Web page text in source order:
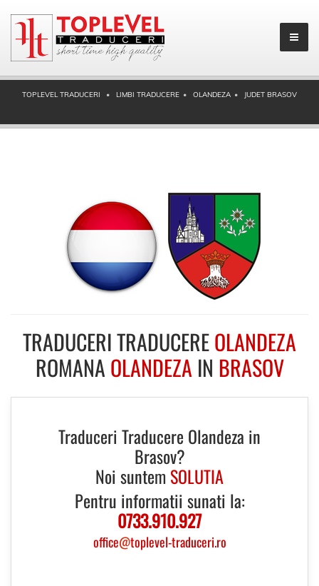
TOPLEVEL TRADUCERI LIMBI TRADUCERE OLANDEZA JUDET BRASOV
TRADUCERI TRADUCEREOLANDEZA
ROMANA OLANDEZA IN BRASOV
Traduceri Traducere Olandeza in
Brasov?
Noi suntem SOLUTIA
Pentru informatii sunati la:
0733.910.927
office@toplevel-traduceri.ro